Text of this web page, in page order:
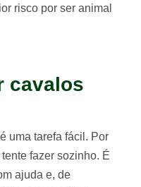
risco por ser animal
cavalos
uma tarefa fácil. Por
fazer sozinho. É
ajuda e, de